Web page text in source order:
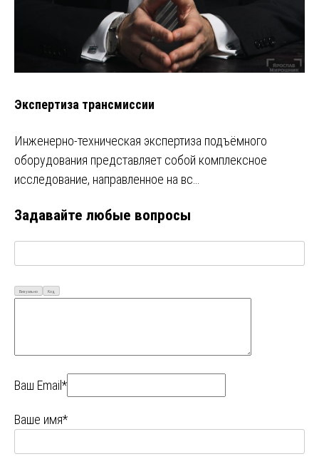
Экспертиза трансмиссии
Инженерно-техническая экспертиза подъёмного
оборудования представляет собой комплексное
исследование, направленное на вс…
Задавайте любые вопросы
Визуально Код
Ваш Email*
Ваше имя*